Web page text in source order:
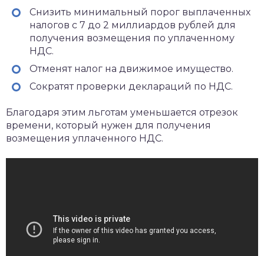
Снизить минимальный порог выплаченных
налогов с 7 до 2 миллиардов рублей для
получения возмещения по уплаченному
НДС.
Отменят налог на движимое имущество.
Сократят проверки деклараций по НДС.
Благодаря этим льготам уменьшается отрезок
времени, который нужен для получения
возмещения уплаченного НДС.